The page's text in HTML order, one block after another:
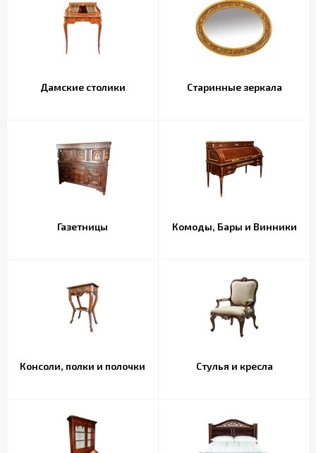
Дамские столики Старинные зеркала
Газетницы Комоды, Бары и Винники
Консоли, полки и полочки Стулья и кресла